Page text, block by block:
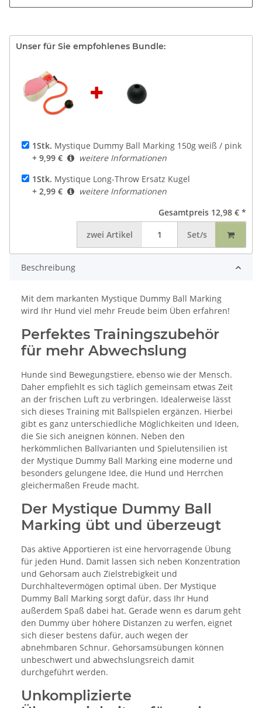
Unser für Sie empfohlenes Bundle:
1Stk. Mystique Dummy Ball Marking 150g weiß / pink
+ 9,99 €
weitere Informationen
1Stk. Mystique Long-Throw Ersatz Kugel
+ 2,99 €
weitere Informationen
Gesamtpreis 12,98 € *
zwei Artikel Set/s
Beschreibung
Mit dem markanten Mystique Dummy Ball Marking
wird Ihr Hund viel mehr Freude beim Üben erfahren!
Perfektes Trainingszubehör
für mehr Abwechslung
Hunde sind Bewegungstiere, ebenso wie der Mensch.
Daher empfiehlt es sich täglich gemeinsam etwas Zeit
an der frischen Luft zu verbringen. Idealerweise lässt
sich dieses Training mit Ballspielen ergänzen. Hierbei
gibt es ganz unterschiedliche Möglichkeiten und Ideen,
die Sie sich aneignen können. Neben den
herkömmlichen Ballvarianten und Spielutensilien ist
der Mystique Dummy Ball Marking eine moderne und
besonders gelungene Idee, die Hund und Herrchen
gleichermaßen Freude macht.
Der Mystique Dummy Ball
Marking übt und überzeugt
Das aktive Apportieren ist eine hervorragende Übung
für jeden Hund. Damit lassen sich neben Konzentration
und Gehorsam auch Zielstrebigkeit und
Durchhaltevermögen optimal üben. Der Mystique
Dummy Ball Marking sorgt dafür, dass Ihr Hund
außerdem Spaß dabei hat. Gerade wenn es darum geht
den Dummy über höhere Distanzen zu werfen, eignet
sich dieser bestens dafür, auch wegen der
abnehmbaren Schnur. Gehorsamsübungen können
unbeschwert und abwechslungsreich damit
durchgeführt werden.
Unkomplizierte